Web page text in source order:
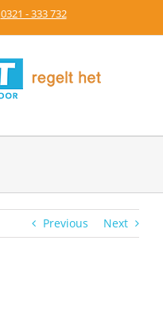
0321 - 333 732
Previous Next